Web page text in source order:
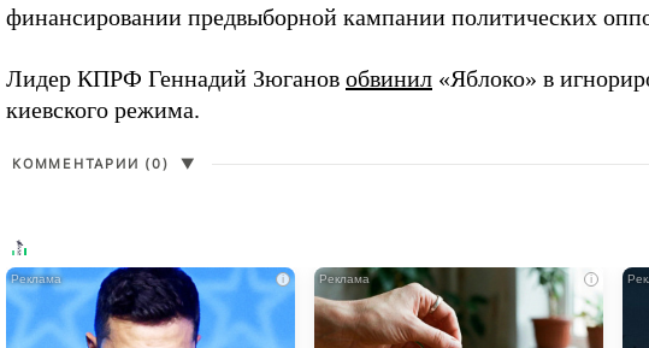
финансировании предвыборной кампании политических
Лидер КПРФ Геннадий Зюганов обвинил «Яблоко» в
киевского режима.
КОММЕНТАРИИ (0) ▼
i i